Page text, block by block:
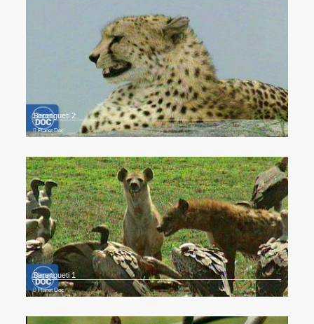
Serengueti 2
Planet Doc
Serengueti 1
Planet Doc